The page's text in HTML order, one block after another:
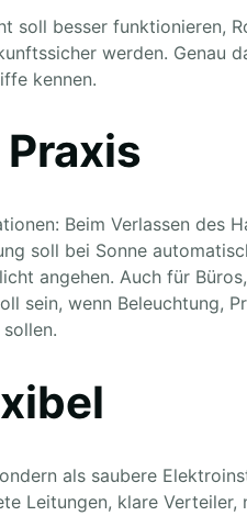
soll besser funktionieren,
werden. Genau
kennen.
Beim Verlassen des
soll bei Sonne
angehen. Auch für
sein, wenn Beleuchtung,
als saubere
Leitungen, klare Verteiler,